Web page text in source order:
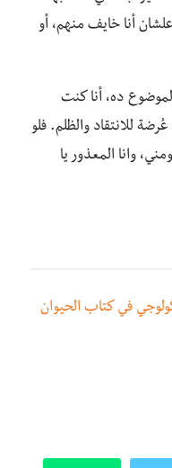
أنا خايف منهم، أو
ده، أنا كنت
للانتقاد والظلم. فلو
وانا المعذور يا
في كتاب الحيوان